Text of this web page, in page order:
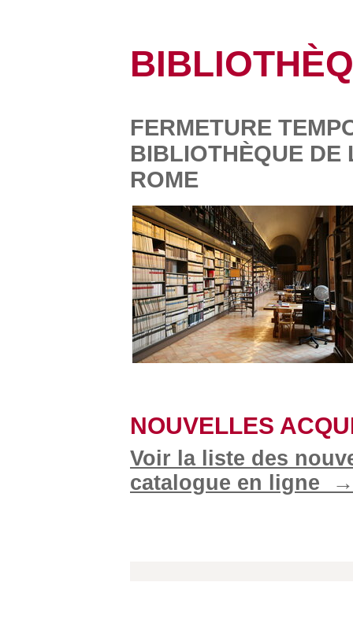
FERMETURE
BIBLIOTHÈQUE DE
ROME
NOUVELLES
Voir la liste des
catalogue en ligne
→